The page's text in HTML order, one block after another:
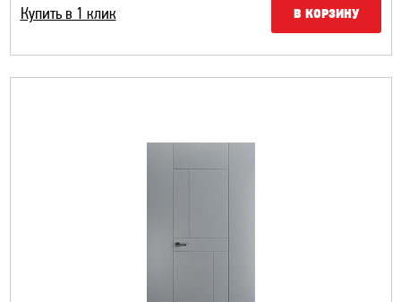
Купить в 1 клик В КОРЗИНУ